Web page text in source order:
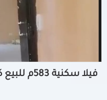
فيلا سكنية 583م للبيع كاش بالتجمع الاول القاهرة